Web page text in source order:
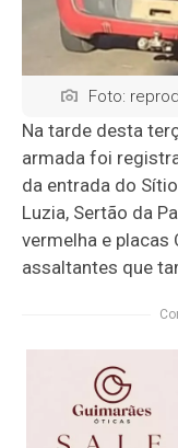
Foto:
Na tarde desta
armada foi
da entrada do
Luzia, Sertão da
vermelha e
assaltantes que